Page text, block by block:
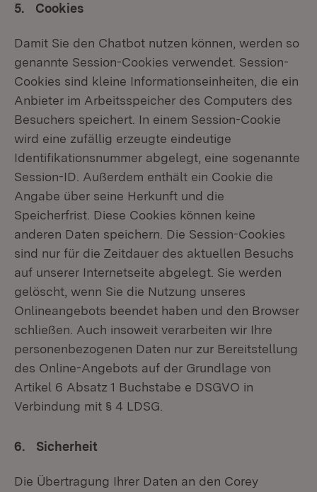
5. Cookies
Damit Sie den Chatbot nutzen können, werden so
genannte Session-Cookies verwendet. Session-
Cookies sind kleine Informationseinheiten, die ein
Anbieter im Arbeitsspeicher des Computers des
Besuchers speichert. In einem Session-Cookie
wird eine zufällig erzeugte eindeutige
Identifikationsnummer abgelegt, eine sogenannte
Session-ID. Außerdem enthält ein Cookie die
Angabe über seine Herkunft und die
Speicherfrist. Diese Cookies können keine
anderen Daten speichern. Die Session-Cookies
sind nur für die Zeitdauer des aktuellen Besuchs
auf unserer Internetseite abgelegt. Sie werden
gelöscht, wenn Sie die Nutzung unseres
Onlineangebots beendet haben und den Browser
schließen. Auch insoweit verarbeiten wir Ihre
personenbezogenen Daten nur zur Bereitstellung
des Online-Angebots auf der Grundlage von
Artikel 6 Absatz 1 Buchstabe e DSGVO in
Verbindung mit § 4 LDSG.
6. Sicherheit
Die Übertragung Ihrer Daten an den Corey